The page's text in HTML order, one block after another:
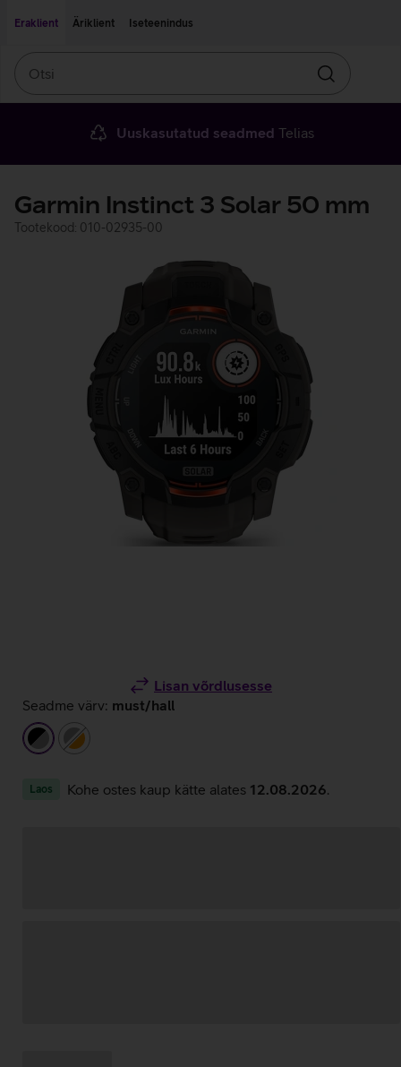
Eraklient
Äriklient Iseteenindus
Otsin
Uuskasutatud seadmed Telias
Garmin Instinct 3 Solar 50 mm
Tootekood: 010-02935-00
Lisan võrdlusesse
Seadme värv: must/hall
must/hallhall/oranž
Laos Kohe ostes kaup kätte alates 12.08.2026